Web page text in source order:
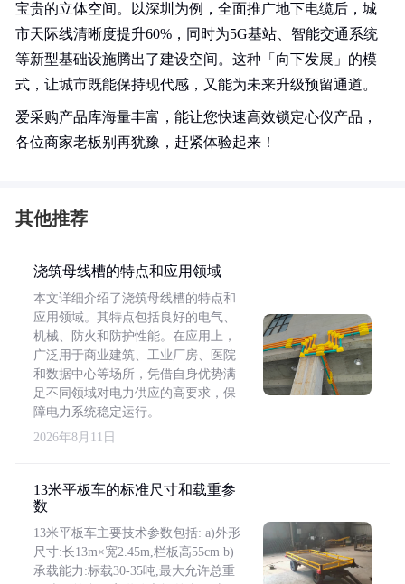
宝贵的立体空间。以深圳为例，全面推广地下电缆后，城
市天际线清晰度提升60%，同时为5G基站、智能交通系统
等新型基础设施腾出了建设空间。这种「向下发展」的模
式，让城市既能保持现代感，又能为未来升级预留通道。
爱采购产品库海量丰富，能让您快速高效锁定心仪产品，
各位商家老板别再犹豫，赶紧体验起来！
其他推荐
浇筑母线槽的特点和应用领域
本文详细介绍了浇筑母线槽的特点和
应用领域。其特点包括良好的电气、
机械、防火和防护性能。在应用上，
广泛用于商业建筑、工业厂房、医院
和数据中心等场所，凭借自身优势满
足不同领域对电力供应的高要求，保
障电力系统稳定运行。
2026年8月11日
13米平板车的标准尺寸和载重参
数
13米平板车主要技术参数包括: a)外形
尺寸:长13m×宽2.45m,栏板高55cm b)
承载能力:标载30-35吨,最大允许总重